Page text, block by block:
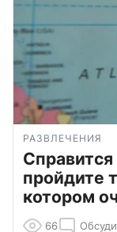
РАЗВЛЕЧЕНИЯ
пройдите
котором
66